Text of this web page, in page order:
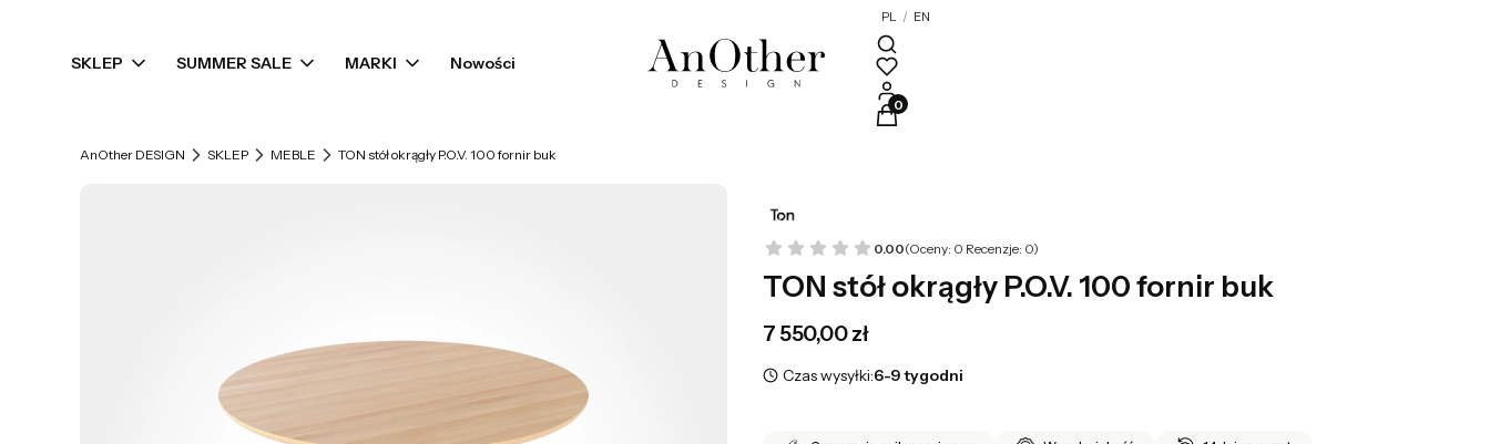
SKLEP SUMMER SALE MARKI Nowości
PL / EN
Produkty w koszyku: 0. Zobacz szczegóły
AnOther DESIGN SKLEP MEBLE TON stół okrągły P.O.V. 100 fornir buk
0.00(Oceny: 0 Recenzje: 0)
TON stół okrągły P.O.V. 100 fornir buk
Cena
7 550,00 zł
Czas wysyłki:6-9 tygodni